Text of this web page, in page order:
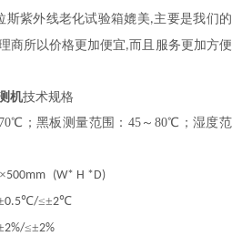
斯紫外线老化试验箱媲美,主要是我们的
商所以价格更加便宜,而且服务更加方便
机技术规格
；黑板测量范围：45～80℃；湿度范
×500mm (W* H *D)
0.5℃/≤±2℃
2%/≤±2%